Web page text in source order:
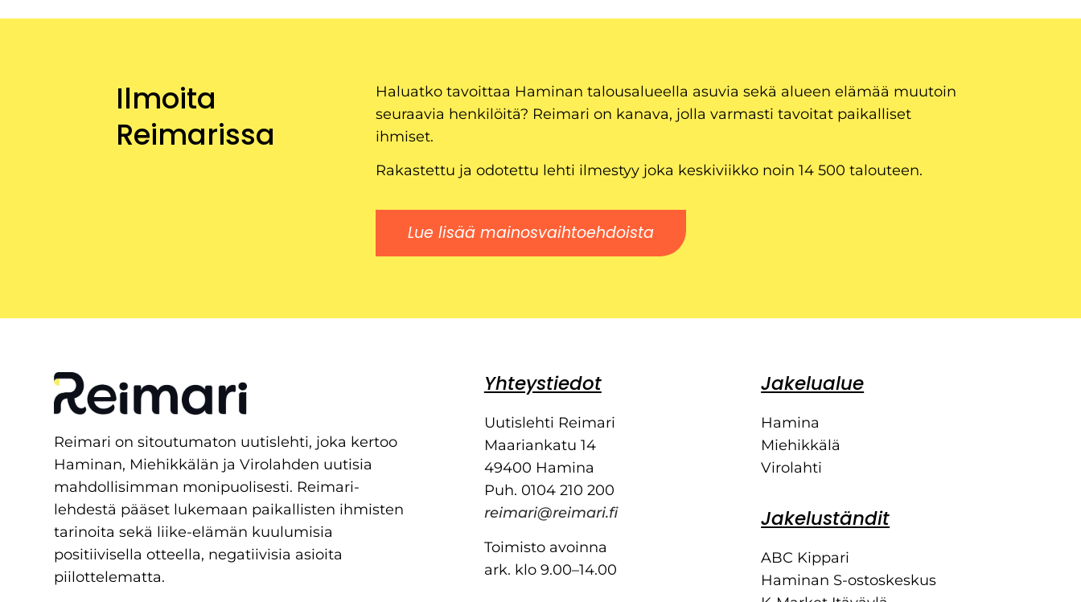
Ilmoita
Reimarissa
Haluatko tavoittaa Haminan talousalueella asuvia sekä alueen elämää muutoin
seuraavia henkilöitä? Reimari on kanava, jolla varmasti tavoitat paikalliset
ihmiset.
Rakastettu ja odotettu lehti ilmestyy joka keskiviikko noin 14 500 talouteen.
Lue lisää mainosvaihtoehdoista
Reimari on sitoutumaton uutislehti, joka kertoo
Haminan, Miehikkälän ja Virolahden uutisia
mahdollisimman monipuolisesti. Reimari-
lehdestä pääset lukemaan paikallisten ihmisten
tarinoita sekä liike-elämän kuulumisia
positiivisella otteella, negatiivisia asioita
piilottelematta.
Yhteystiedot
Uutislehti Reimari
Maariankatu 14
49400 Hamina
Puh. 0104 210 200
reimari@reimari.fi
Toimisto avoinna
ark. klo 9.00–14.00
Jakelualue
Hamina
Miehikkälä
Virolahti
Jakeluständit
ABC Kippari
Haminan S-ostoskeskus